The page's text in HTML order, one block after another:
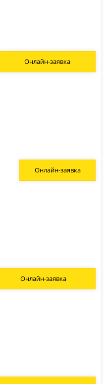
Онлайн-заявка
Онлайн-заявка
Онлайн-заявка